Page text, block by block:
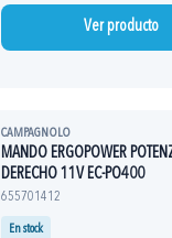
Ver producto
CAMPAGNOLO
MANDO ERGOPOWER
DERECHO 11V EC-PO400
655701412
En stock